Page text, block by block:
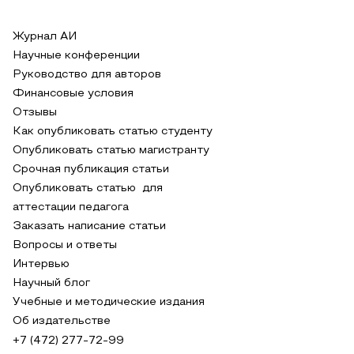
Журнал АИ
Научные конференции
Руководство для авторов
Финансовые условия
Отзывы
Как опубликовать статью студенту
Опубликовать статью магистранту
Срочная публикация статьи
Опубликовать статью для
аттестации педагога
Заказать написание статьи
Вопросы и ответы
Интервью
Научный блог
Учебные и методические издания
Об издательстве
+7 (472) 277-72-99